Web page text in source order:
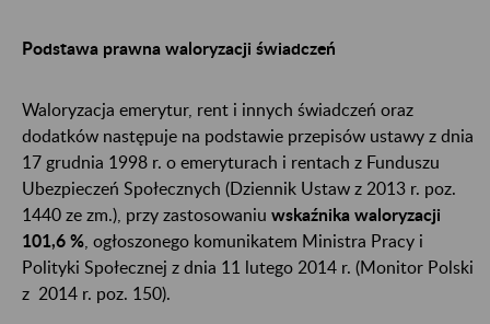
Podstawa prawna waloryzacji świadczeń
Waloryzacja emerytur, rent i innych świadczeń oraz
dodatków następuje na podstawie przepisów ustawy z dnia
17 grudnia 1998 r. o emeryturach i rentach z Funduszu
Ubezpieczeń Społecznych (Dziennik Ustaw z 2013 r. poz.
1440 ze zm.), przy zastosowaniu wskaźnika waloryzacji
101,6 % , ogłoszonego komunikatem Ministra Pracy i
Polityki Społecznej z dnia 11 lutego 2014 r. (Monitor Polski
z 2014 r. poz. 150).